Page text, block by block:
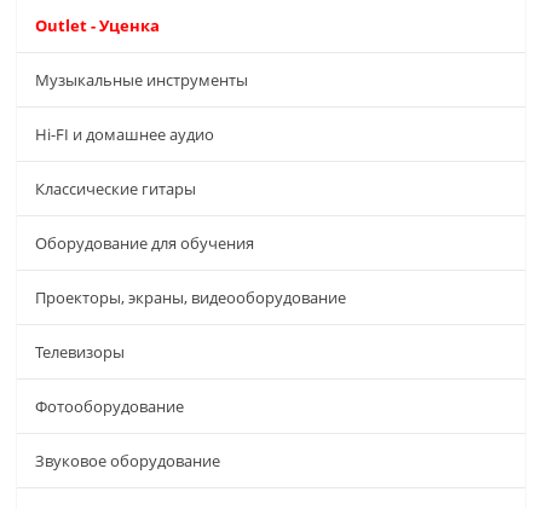
Outlet - Уценка
Музыкальные инструменты
Hi-FI и домашнее аудио
Классические гитары
Оборудование для обучения
Проекторы, экраны, видеооборудование
Телевизоры
Фотооборудование
Звуковое оборудование